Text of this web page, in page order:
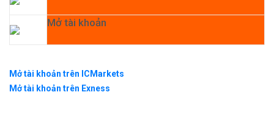
Mở tài khoản
Mở tài khoản trên ICMarkets
Mở tài khoản trên Exness